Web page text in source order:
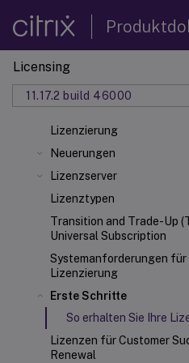
Licensing
11.17.2 build 46000
Lizenzierung
Neuerungen
Lizenzserver
Lizenztypen
Transition and Trade-Up
Universal Subscription
Systemanforderungen für
Lizenzierung
Erste Schritte
So erhalten Sie Ihre
Lizenzen für Customer
Renewal